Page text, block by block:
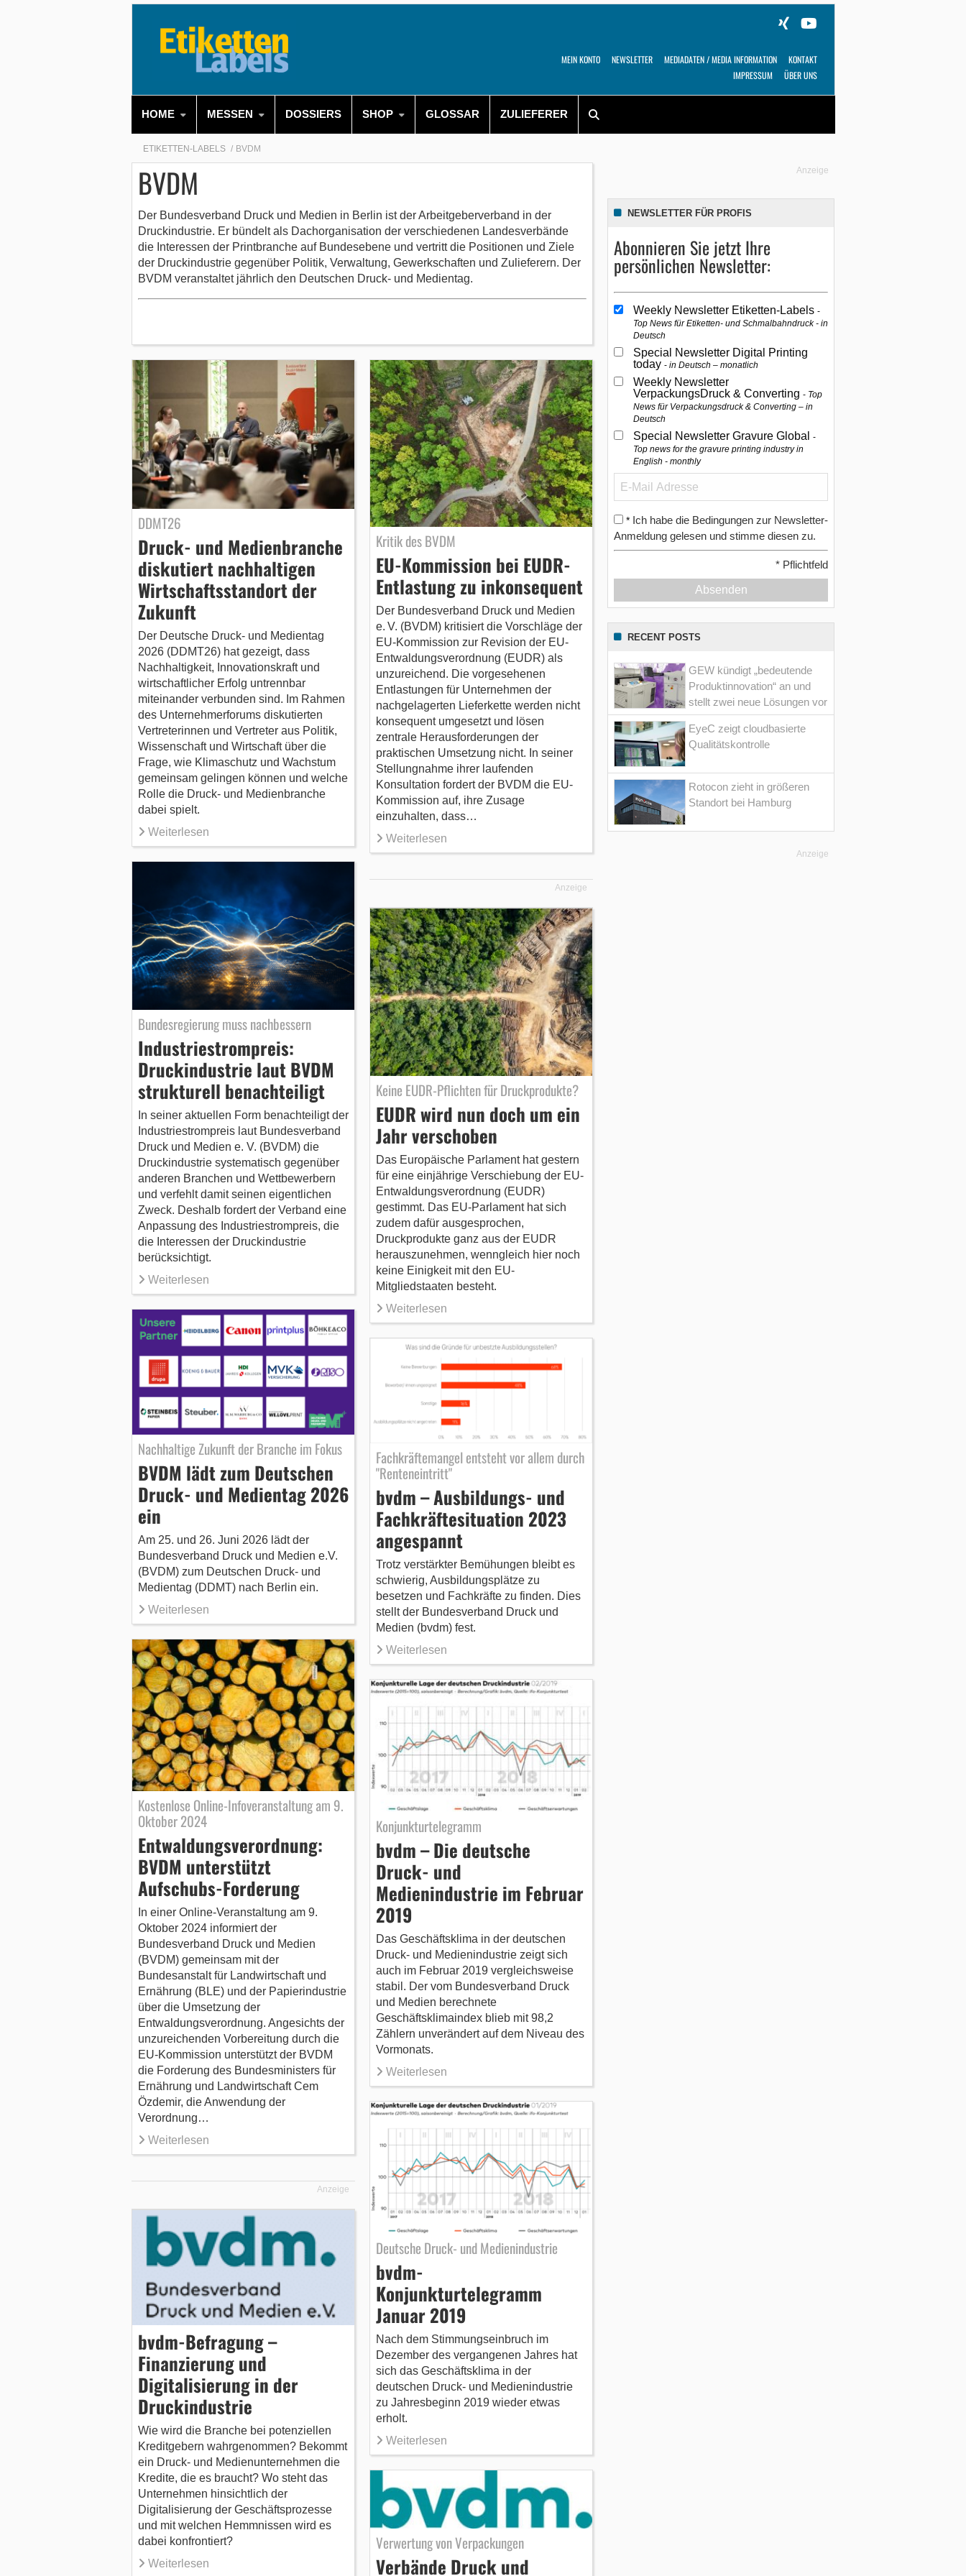
MEIN KONTO NEWSLETTER MEDIADATEN / MEDIA INFORMATION
KONTAKT
IMPRESSUM
ÜBER UNS
HOME MESSEN DOSSIERS SHOP GLOSSAR ZULIEFERER
ETIKETTEN-LABELS BVDM
BVDM
Der Bundesverband Druck und Medien in Berlin ist der Arbeitgeberverband in der
Druckindustrie. Er bündelt als Dachorganisation der verschiedenen Landesverbände
die Interessen der Printbranche auf Bundesebene und vertritt die Positionen und Ziele
der Druckindustrie gegenüber Politik, Verwaltung, Gewerkschaften und Zulieferern. Der
BVDM veranstaltet jährlich den Deutschen Druck- und Medientag.
DDMT26
Druck- und Medienbranche
diskutiert nachhaltigen
Wirtschaftsstandort der
Zukunft
Der Deutsche Druck- und Medientag
2026 (DDMT26) hat gezeigt, dass
Nachhaltigkeit, Innovationskraft und
wirtschaftlicher Erfolg untrennbar
miteinander verbunden sind. Im Rahmen
des Unternehmerforums diskutierten
Vertreterinnen und Vertreter aus Politik,
Wissenschaft und Wirtschaft über die
Frage, wie Klimaschutz und Wachstum
gemeinsam gelingen können und welche
Rolle die Druck- und Medienbranche
dabei spielt.
Weiterlesen
Kritik des BVDM
EU-Kommission bei EUDR-
Entlastung zu inkonsequent
Der Bundesverband Druck und Medien
e. V. (BVDM) kritisiert die Vorschläge der
EU-Kommission zur Revision der EU-
Entwaldungsverordnung (EUDR) als
unzureichend. Die vorgesehenen
Entlastungen für Unternehmen der
nachgelagerten Lieferkette werden nicht
konsequent umgesetzt und lösen
zentrale Herausforderungen der
praktischen Umsetzung nicht. In seiner
Stellungnahme ihrer laufenden
Konsultation fordert der BVDM die EU-
Kommission auf, ihre Zusage
einzuhalten, dass…
Weiterlesen
Bundesregierung muss nachbessern
Industriestrompreis:
Druckindustrie laut BVDM
strukturell benachteiligt
In seiner aktuellen Form benachteiligt der
Industriestrompreis laut Bundesverband
Druck und Medien e. V. (BVDM) die
Druckindustrie systematisch gegenüber
anderen Branchen und Wettbewerbern
und verfehlt damit seinen eigentlichen
Zweck. Deshalb fordert der Verband eine
Anpassung des Industriestrompreis, die
die Interessen der Druckindustrie
berücksichtigt.
Weiterlesen
Anzeige
Nachhaltige Zukunft der Branche im Fokus
BVDM lädt zum Deutschen
Druck- und Medientag 2026
ein
Am 25. und 26. Juni 2026 lädt der
Bundesverband Druck und Medien e.V.
(BVDM) zum Deutschen Druck- und
Medientag (DDMT) nach Berlin ein.
Weiterlesen
Keine EUDR-Pflichten für Druckprodukte?
EUDR wird nun doch um ein
Jahr verschoben
Das Europäische Parlament hat gestern
für eine einjährige Verschiebung der EU-
Entwaldungsverordnung (EUDR)
gestimmt. Das EU-Parlament hat sich
zudem dafür ausgesprochen,
Druckprodukte ganz aus der EUDR
herauszunehmen, wenngleich hier noch
keine Einigkeit mit den EU-
Mitgliedstaaten besteht.
Weiterlesen
Kostenlose Online-Infoveranstaltung am 9.
Oktober 2024
Entwaldungsverordnung:
BVDM unterstützt
Aufschubs-Forderung
In einer Online-Veranstaltung am 9.
Oktober 2024 informiert der
Bundesverband Druck und Medien
(BVDM) gemeinsam mit der
Bundesanstalt für Landwirtschaft und
Ernährung (BLE) und der Papierindustrie
über die Umsetzung der
Entwaldungsverordnung. Angesichts der
unzureichenden Vorbereitung durch die
EU-Kommission unterstützt der BVDM
die Forderung des Bundesministers für
Ernährung und Landwirtschaft Cem
Özdemir, die Anwendung der
Verordnung…
Weiterlesen
Fachkräftemangel entsteht vor allem durch
"Renteneintritt"
bvdm – Ausbildungs- und
Fachkräftesituation 2023
angespannt
Trotz verstärkter Bemühungen bleibt es
schwierig, Ausbildungsplätze zu
besetzen und Fachkräfte zu finden. Dies
stellt der Bundesverband Druck und
Medien (bvdm) fest.
Weiterlesen
Anzeige
Konjunkturtelegramm
bvdm – Die deutsche
Druck- und
Medienindustrie im Februar
2019
Das Geschäftsklima in der deutschen
Druck- und Medienindustrie zeigt sich
auch im Februar 2019 vergleichsweise
stabil. Der vom Bundesverband Druck
und Medien berechnete
Geschäftsklimaindex blieb mit 98,2
Zählern unverändert auf dem Niveau des
Vormonats.
Weiterlesen
bvdm-Befragung –
Finanzierung und
Digitalisierung in der
Druckindustrie
Wie wird die Branche bei potenziellen
Kreditgebern wahrgenommen? Bekommt
ein Druck- und Medienunternehmen die
Kredite, die es braucht? Wo steht das
Unternehmen hinsichtlich der
Digitalisierung der Geschäftsprozesse
und mit welchen Hemmnissen wird es
dabei konfrontiert?
Weiterlesen
Deutsche Druck- und Medienindustrie
bvdm-
Konjunkturtelegramm
Januar 2019
Nach dem Stimmungseinbruch im
Dezember des vergangenen Jahres hat
sich das Geschäftsklima in der
deutschen Druck- und Medienindustrie
zu Jahresbeginn 2019 wieder etwas
erholt.
Weiterlesen
Verwertung von Verpackungen
Verbände Druck und
Anzeige
NEWSLETTER FÜR PROFIS
Abonnieren Sie jetzt Ihre
persönlichen Newsletter:
Weekly Newsletter Etiketten-Labels
Top News für Etiketten- und Schmalbahndruck - in
Deutsch
Special Newsletter Digital Printing
today in Deutsch – monatlich
Weekly Newsletter
VerpackungsDruck & Converting Top
News für Verpackungsdruck & Converting – in
Deutsch
Special Newsletter Gravure Global
Top news for the gravure printing industry in
English - monthly
* Ich habe die Bedingungen zur Newsletter-
Anmeldung gelesen und stimme diesen zu.
* Pflichtfeld
Absenden
RECENT POSTS
GEW kündigt „bedeutende
Produktinnovation“ an und
stellt zwei neue Lösungen vor
EyeC zeigt cloudbasierte
Qualitätskontrolle
Rotocon zieht in größeren
Standort bei Hamburg
Anzeige